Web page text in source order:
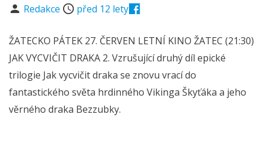
Redakce před 12 lety
ŽATECKO PÁTEK 27. ČERVEN LETNÍ KINO ŽATEC (21:30)
JAK VYCVIČIT DRAKA 2. Vzrušující druhý díl epické
trilogie Jak vycvičit draka se znovu vrací do
fantastického světa hrdinného Vikinga Škyťáka a jeho
věrného draka Bezzubky.